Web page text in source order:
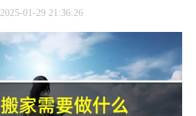
2025-01-29 21:36:26